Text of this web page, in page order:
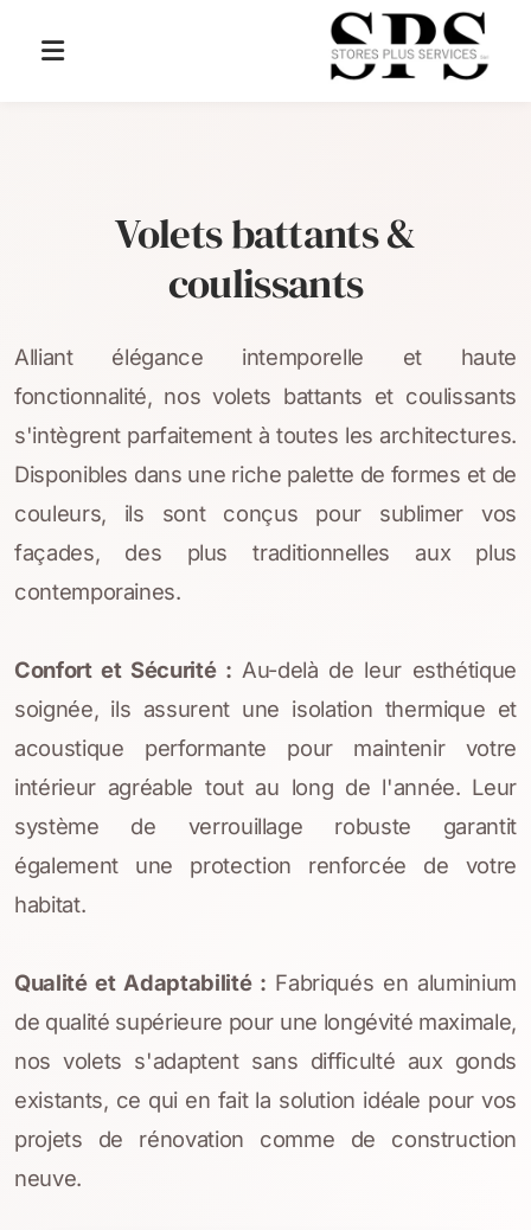
Volets battants &
coulissants
Alliant élégance intemporelle et haute
fonctionnalité, nos volets battants et coulissants
s'intègrent parfaitement à toutes les architectures.
Disponibles dans une riche palette de formes et de
couleurs, ils sont conçus pour sublimer vos
façades, des plus traditionnelles aux plus
contemporaines.
Confort et Sécurité : Au-delà de leur esthétique
soignée, ils assurent une isolation thermique et
acoustique performante pour maintenir votre
intérieur agréable tout au long de l'année. Leur
système de verrouillage robuste garantit
également une protection renforcée de votre
habitat.
Qualité et Adaptabilité : Fabriqués en aluminium
de qualité supérieure pour une longévité maximale,
nos volets s'adaptent sans difficulté aux gonds
existants, ce qui en fait la solution idéale pour vos
projets de rénovation comme de construction
neuve.
Stores balcons, terrasses & pergolas
Stores, rideaux d'intérieur & stores fenêtres de toit
Moustiquaires
Portes de garage
Réparation & dépannage
Motorisations & domotiques